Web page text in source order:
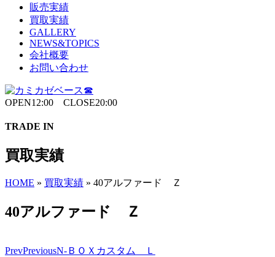
販売実績
買取実績
GALLERY
NEWS&TOPICS
会社概要
お問い合わせ
OPEN12:00 CLOSE20:00
TRADE IN
買取実績
HOME » 買取実績 » 40アルファード Ｚ
40アルファード Ｚ
PrevPreviousN-ＢＯＸカスタム Ｌ